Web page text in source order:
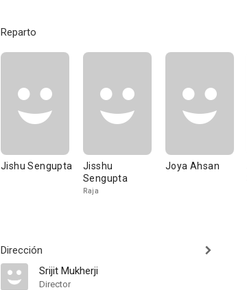
Reparto
Jishu Sengupta
Jisshu
Sengupta
Raja
Joya Ahsan
Dirección
Srijit Mukherji
Director